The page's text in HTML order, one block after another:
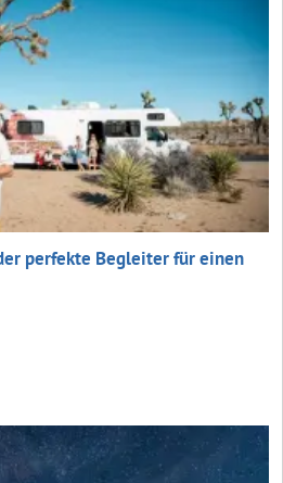
perfekte Begleiter für einen